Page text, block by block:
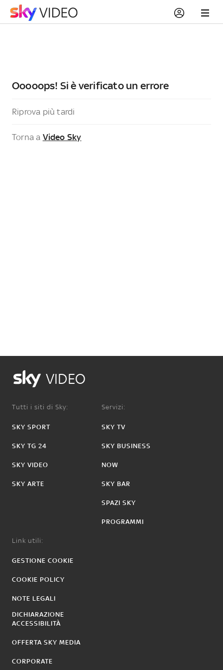
Ooooops! Si è verificato un errore
Riprova più tardi
Torna a Video Sky
VIDEO
Tutti i siti di Sky:
SKY SPORT
SKY TG 24
SKY VIDEO
SKY ARTE
Servizi:
SKY TV
SKY BUSINESS
NOW
SKY BAR
SPAZI SKY
PROGRAMMI
Link utili:
GESTIONE COOKIE
COOKIE POLICY
NOTE LEGALI
DICHIARAZIONE
ACCESSIBILITÀ
OFFERTA SKY MEDIA
CORPORATE